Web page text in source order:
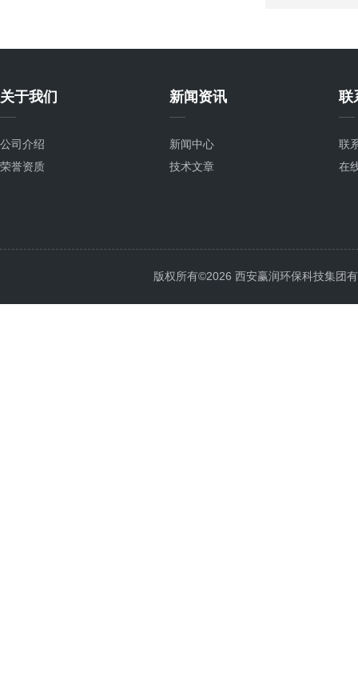
关于我们
公司介绍
荣誉资质
新闻资讯
新闻中心
技术文章
联
联
在
版权所有©2026 西安赢润环保科技集团